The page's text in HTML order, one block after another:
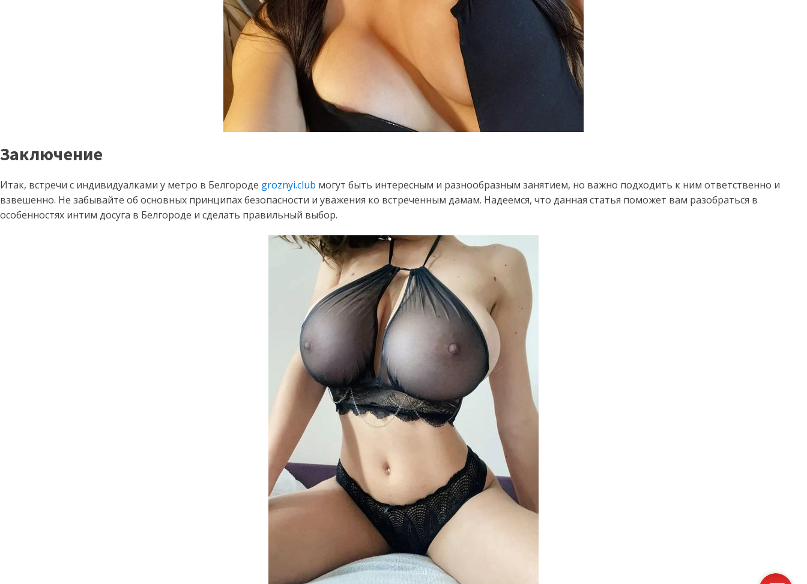
Заключение
Итак, встречи с индивидуалками у метро в Белгороде groznyi.club могут быть интересным и разнообразным занятием, но важно подходить к ним ответственно и
взвешенно. Не забывайте об основных принципах безопасности и уважения ко встреченным дамам. Надеемся, что данная статья поможет вам разобраться в
особенностях интим досуга в Белгороде и сделать правильный выбор.